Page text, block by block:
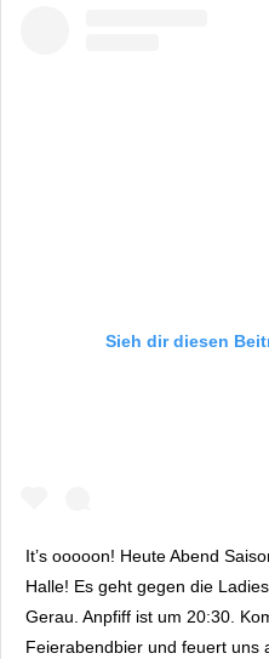
Sieh dir diesen
It’s ooooon! Heute Abend
Halle! Es geht gegen die
Gerau. Anpfiff ist um 20:30.
Feierabendbier und feuert uns